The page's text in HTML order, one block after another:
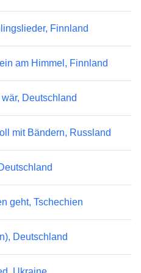
Finnland
am Himmel, Finnland
Deutschland
mit Bändern, Russland
geht, Tschechien
Deutschland